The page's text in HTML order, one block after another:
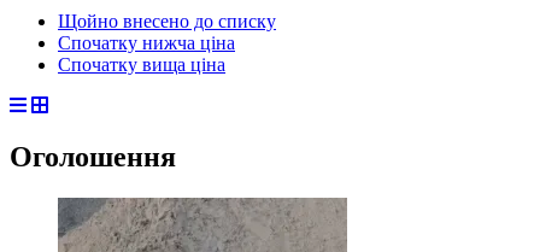
Щойно внесено до списку
Спочатку нижча ціна
Спочатку вища ціна
Оголошення